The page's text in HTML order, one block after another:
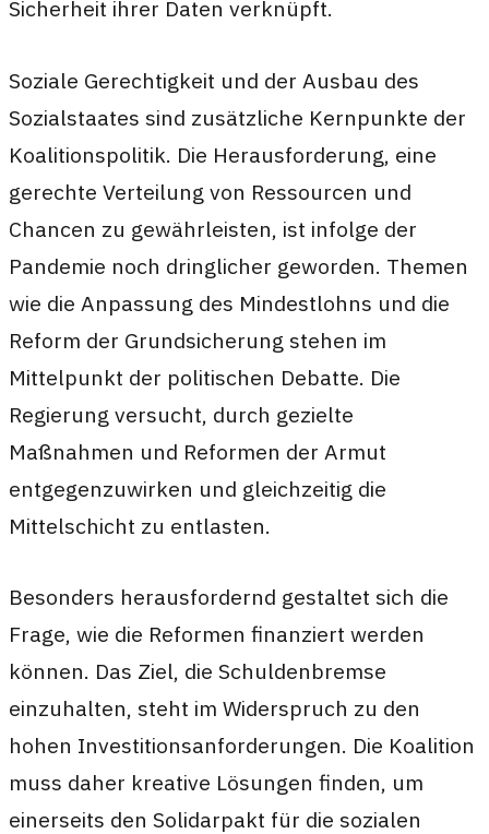
Sicherheit ihrer Daten verknüpft.
Soziale Gerechtigkeit und der Ausbau des
Sozialstaates sind zusätzliche Kernpunkte der
Koalitionspolitik. Die Herausforderung, eine
gerechte Verteilung von Ressourcen und
Chancen zu gewährleisten, ist infolge der
Pandemie noch dringlicher geworden. Themen
wie die Anpassung des Mindestlohns und die
Reform der Grundsicherung stehen im
Mittelpunkt der politischen Debatte. Die
Regierung versucht, durch gezielte
Maßnahmen und Reformen der Armut
entgegenzuwirken und gleichzeitig die
Mittelschicht zu entlasten.
Besonders herausfordernd gestaltet sich die
Frage, wie die Reformen finanziert werden
können. Das Ziel, die Schuldenbremse
einzuhalten, steht im Widerspruch zu den
hohen Investitionsanforderungen. Die Koalition
muss daher kreative Lösungen finden, um
einerseits den Solidarpakt für die sozialen